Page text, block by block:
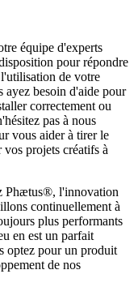
équipe d'experts
pour répondre
de votre
besoin d'aide pour
correctement ou
pas à nous
vous aider à tirer le
projets créatifs à
Phætus®, l'innovation
continuellement à
plus performants
en est un parfait
optez pour un produit
de nos